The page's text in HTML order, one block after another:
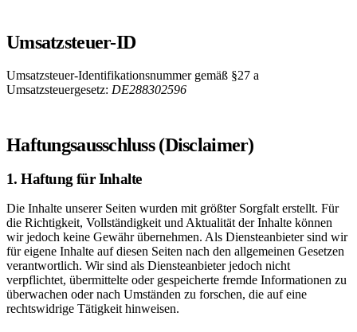
Umsatzsteuer-ID
Umsatzsteuer-Identifikationsnummer gemäß §27 a
Umsatzsteuergesetz: DE288302596
Haftungsausschluss (Disclaimer)
1. Haftung für Inhalte
Die Inhalte unserer Seiten wurden mit größter Sorgfalt erstellt. Für
die Richtigkeit, Vollständigkeit und Aktualität der Inhalte können
wir jedoch keine Gewähr übernehmen. Als Diensteanbieter sind wir
für eigene Inhalte auf diesen Seiten nach den allgemeinen Gesetzen
verantwortlich. Wir sind als Diensteanbieter jedoch nicht
verpflichtet, übermittelte oder gespeicherte fremde Informationen zu
überwachen oder nach Umständen zu forschen, die auf eine
rechtswidrige Tätigkeit hinweisen.